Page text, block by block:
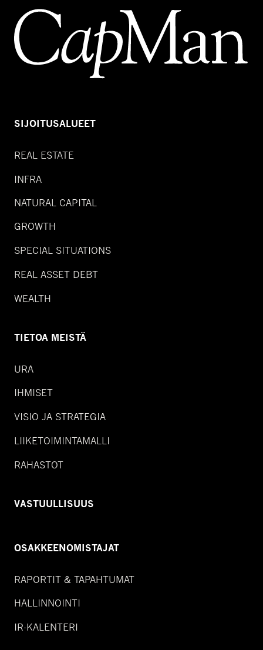
SIJOITUSALUEET
REAL ESTATE
INFRA
NATURAL CAPITAL
GROWTH
SPECIAL SITUATIONS
REAL ASSET DEBT
WEALTH
TIETOA MEISTÄ
URA
IHMISET
VISIO JA STRATEGIA
LIIKETOIMINTAMALLI
RAHASTOT
VASTUULLISUUS
OSAKKEENOMISTAJAT
RAPORTIT & TAPAHTUMAT
HALLINNOINTI
IR-KALENTERI